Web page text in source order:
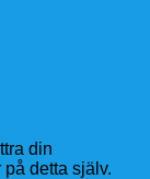
din
detta själv.